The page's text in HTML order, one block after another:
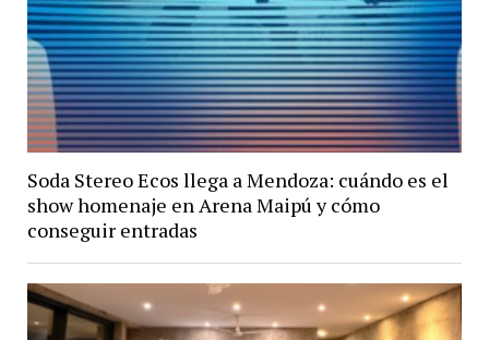
Soda Stereo Ecos llega a Mendoza: cuándo es el
show homenaje en Arena Maipú y cómo
conseguir entradas